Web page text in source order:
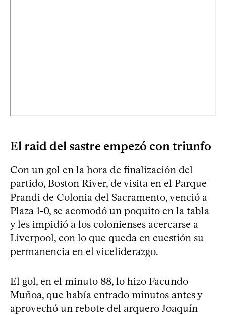
El raid del sastre empezó con triunfo
Con un gol en la hora de finalización del
partido, Boston River, de visita en el Parque
Prandi de Colonia del Sacramento, venció a
Plaza 1-0, se acomodó un poquito en la tabla
y les impidió a los colonienses acercarse a
Liverpool, con lo que queda en cuestión su
permanencia en el viceliderazgo.
El gol, en el minuto 88, lo hizo Facundo
Muñoa, que había entrado minutos antes y
aprovechó un rebote del arquero Joaquín